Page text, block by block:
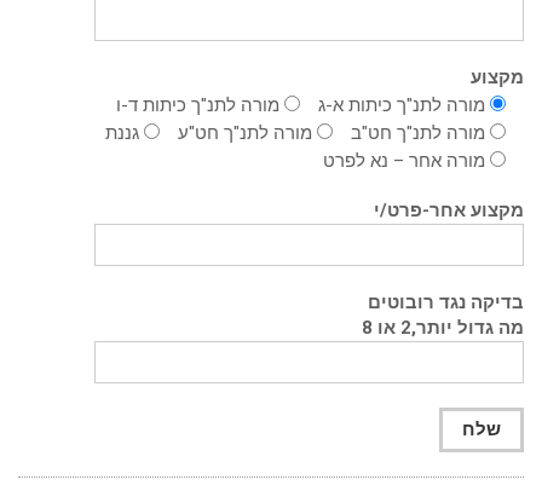
מקצוע
מורה לתנ"ך כיתות א-ג
מורה לתנ"ך כיתות ד-ו
מורה לתנ"ך חט"ב
מורה לתנ"ך חט"ע
גננת
מורה אחר – נא לפרט
מקצוע אחר-פרט/י
בדיקה נגד רובוטים
מה גדול יותר,2 או 8